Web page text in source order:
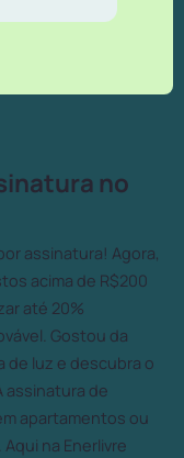
no
assinatura! Agora,
acima de R$200
até 20%
Gostou da
de luz e descubra o
assinatura de
apartamentos ou
na Enerlivre